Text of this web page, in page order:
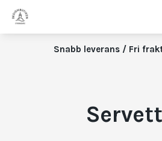
Snabb leverans / Fri